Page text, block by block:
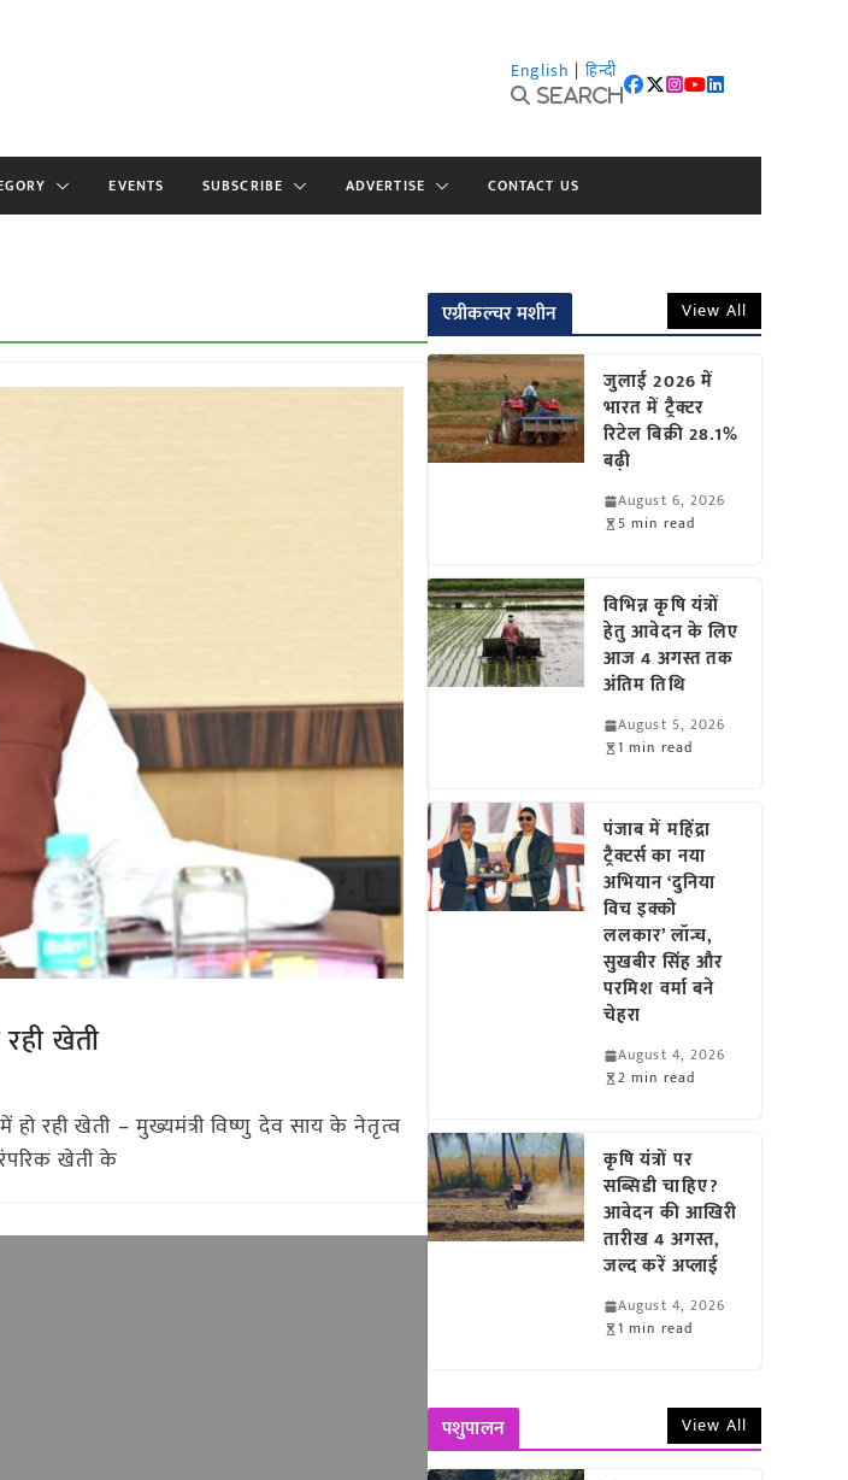
English | हिन्दी
Search
EVENTS SUBSCRIBE ADVERTISE CONTACT US
खेती
रही खेती – मुख्यमंत्री विष्णु देव साय के नेतृत्व
खेती के
एग्रीकल्चर मशीन View All
जुलाई 2026 में
भारत में ट्रैक्टर
रिटेल बिक्री 28.1%
बढ़ी
August 6, 2026
5 min read
विभिन्न कृषि यंत्रों
हेतु आवेदन के लिए
आज 4 अगस्त तक
अंतिम तिथि
August 5, 2026
1 min read
पंजाब में महिंद्रा
ट्रैक्टर्स का नया
अभियान ‘दुनिया
विच इक्को
ललकार’ लॉन्च,
सुखबीर सिंह और
परमिश वर्मा बने
चेहरा
August 4, 2026
2 min read
कृषि यंत्रों पर
सब्सिडी चाहिए?
आवेदन की आखिरी
तारीख 4 अगस्त,
जल्द करें अप्लाई
August 4, 2026
1 min read
पशुपालन View All